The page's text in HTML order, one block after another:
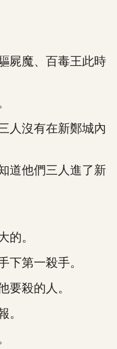
魔、百毒王此時
沒有在新鄭城內
他們三人進了新
。
第一殺手。
殺的人。